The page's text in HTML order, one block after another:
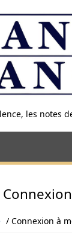
les notes
Connexion à